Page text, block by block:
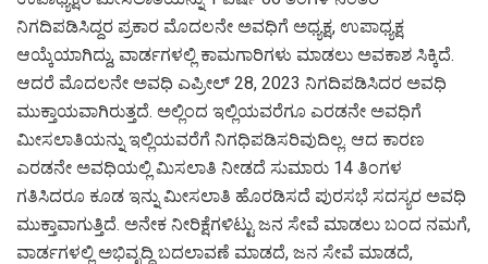
ನಿಗದಿಪಡಿಸಿದ್ದರ ಪ್ರಕಾರ ಮೊದಲನೇ ಅವಧಿಗೆ ಅಧ್ಯಕ್ಷ, ಉಪಾಧ್ಯಕ್ಷ
ಆಯ್ಕೆಯಾಗಿದ್ದು, ವಾರ್ಡಗಳಲ್ಲಿ ಕಾಮಗಾರಿಗಳು ಮಾಡಲು ಅವಕಾಶ ಸಿಕ್ಕಿದೆ.
ಆದರೆ ಮೊದಲನೇ ಅವಧಿ ಎಪ್ರೀಲ್ 28, 2023 ನಿಗದಿಪಡಿಸಿದರ ಅವಧಿ
ಮುಕ್ತಾಯವಾಗಿರುತ್ತದೆ. ಅಲ್ಲಿಂದ ಇಲ್ಲಿಯವರೆಗೂ ಎರಡನೇ ಅವಧಿಗೆ
ಮೀಸಲಾತಿಯನ್ನು ಇಲ್ಲಿಯವರೆಗೆ ನಿಗಧಿಪಡಿಸರಿವುದಿಲ್ಲ. ಆದ ಕಾರಣ
ಎರಡನೇ ಅವಧಿಯಲ್ಲಿ ಮಿಸಲಾತಿ ನೀಡದೆ ಸುಮಾರು 14 ತಿಂಗಳ
ಗತಿಸಿದರೂ ಕೂಡ ಇನ್ನು ಮೀಸಲಾತಿ ಹೊರಡಿಸದೆ ಪುರಸಭೆ ಸದಸ್ಯರ ಅವಧಿ
ಮುಕ್ತಾವಾಗುತ್ತಿದೆ. ಅನೇಕ ನೀರಿಕ್ಷೆಗಳಿಟ್ಟು ಜನ ಸೇವೆ ಮಾಡಲು ಬಂದ ನಮಗೆ,
ವಾರ್ಡಗಳಲ್ಲಿ ಅಭಿವೃದ್ಧಿ ಬದಲಾವಣೆ ಮಾಡದೆ, ಜನ‌ ಸೇವೆ ಮಾಡದೆ,